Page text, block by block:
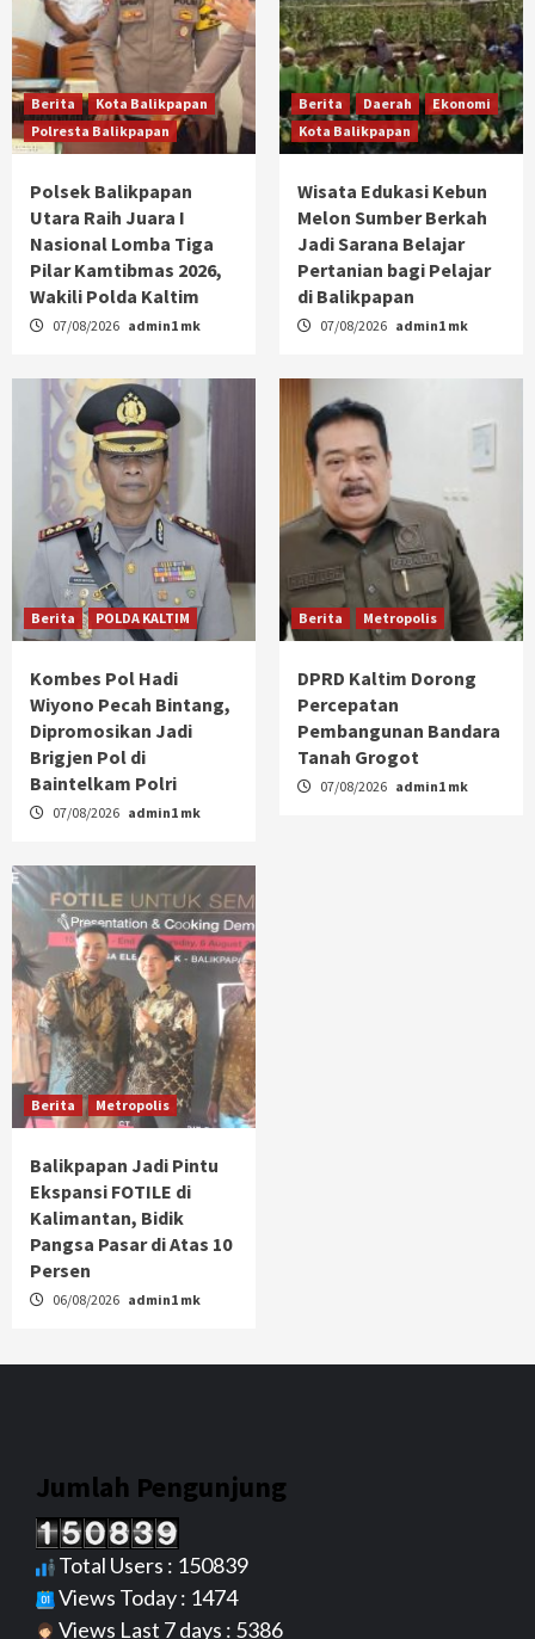
Berita
Kota Balikpapan
Polresta Balikpapan
Polsek Balikpapan
Utara Raih Juara I
Nasional Lomba Tiga
Pilar Kamtibmas 2026,
Wakili Polda Kaltim
07/08/2026 admin1 mk
Berita Daerah
Ekonomi
Kota Balikpapan
Wisata Edukasi Kebun
Melon Sumber Berkah
Jadi Sarana Belajar
Pertanian bagi Pelajar
di Balikpapan
07/08/2026 admin1 mk
Berita POLDA KALTIM
Kombes Pol Hadi
Wiyono Pecah Bintang,
Dipromosikan Jadi
Brigjen Pol di
Baintelkam Polri
07/08/2026 admin1 mk
Berita Metropolis
DPRD Kaltim Dorong
Percepatan
Pembangunan Bandara
Tanah Grogot
07/08/2026 admin1 mk
Berita Metropolis
Balikpapan Jadi Pintu
Ekspansi FOTILE di
Kalimantan, Bidik
Pangsa Pasar di Atas 10
Persen
06/08/2026 admin1 mk
Jumlah Pengunjung
Total Users : 150839
Views Today : 1474
Views Last 7 days : 5386